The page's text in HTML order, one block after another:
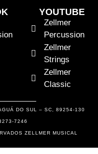
YOUTUBE
Zellmer
Percussion
Zellmer
Strings
Zellmer
Classic
DO SUL – SC, 89254-130
7246
ZELLMER MUSICAL